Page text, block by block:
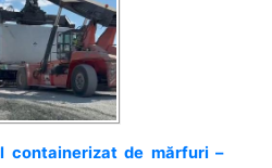
containerizat de mărfuri –